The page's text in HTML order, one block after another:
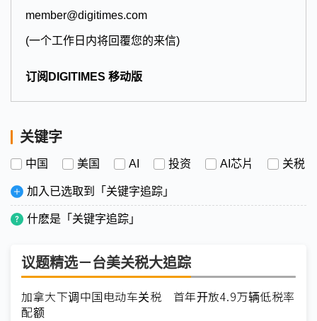
member@digitimes.com
(一个工作日内将回覆您的来信)
订阅DIGITIMES 移动版
关键字
中国 美国 AI 投资 AI芯片 关税
加入已选取到「关键字追踪」
什麽是「关键字追踪」
议题精选－台美关税大追踪
加拿大下调中国电动车关税 首年开放4.9万辆低税率
配额